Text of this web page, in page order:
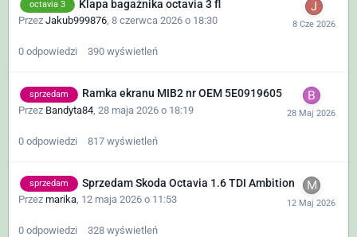
octavia 3 Klapa bagażnika octavia 3 fl
Przez Jakub999876, 8 czerwca 2026 o 18:30
0 odpowiedzi 390 wyświetleń
sprzedam Ramka ekranu MIB2 nr OEM 5E0919605
Przez Bandyta84 28 maja 2026 o 18:19
0 odpowiedzi 817 wyświetleń
sprzedam Sprzedam Skoda Octavia 1.6 TDI Ambition
Przez marika 12 maja 2026 o 11:53
0 odpowiedzi 328 wyświetleń